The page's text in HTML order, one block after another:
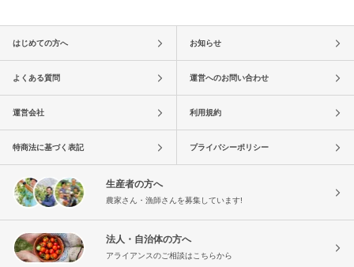
はじめての方へ お知らせ
よくある質問 運営へのお問い合わせ
運営会社 利用規約
特商法に基づく表記 プライバシーポリシー
生産者の方へ
農家さん・漁師さんを募集しています!
法人・自治体の方へ
アライアンスのご相談はこちらから